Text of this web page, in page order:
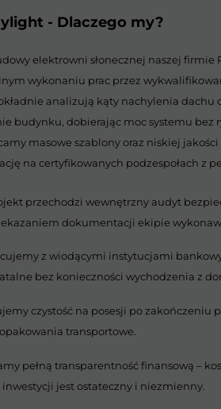
pełną transparentność finansową –
jest ostateczny i niezmienny.
czystość na posesji po zakończeniu
transportowe.
z wiodącymi instytucjami
bez konieczności wychodzenia z
przechodzi wewnętrzny audyt
dokumentacji ekipie
elektrowni słonecznej naszej firmie
wykonaniu prac przez
analizują kąty nachylenia dachu
budynku, dobierając moc systemu bez
masowe szablony oraz niskiej
na certyfikowanych podzespołach z
- Dlaczego my?